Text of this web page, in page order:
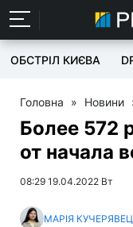
ОБСТРІЛ КИЄВА
Головна » Новини
Более 572
от начала
08:29 19.04.2022 Вт
МАРІЯ